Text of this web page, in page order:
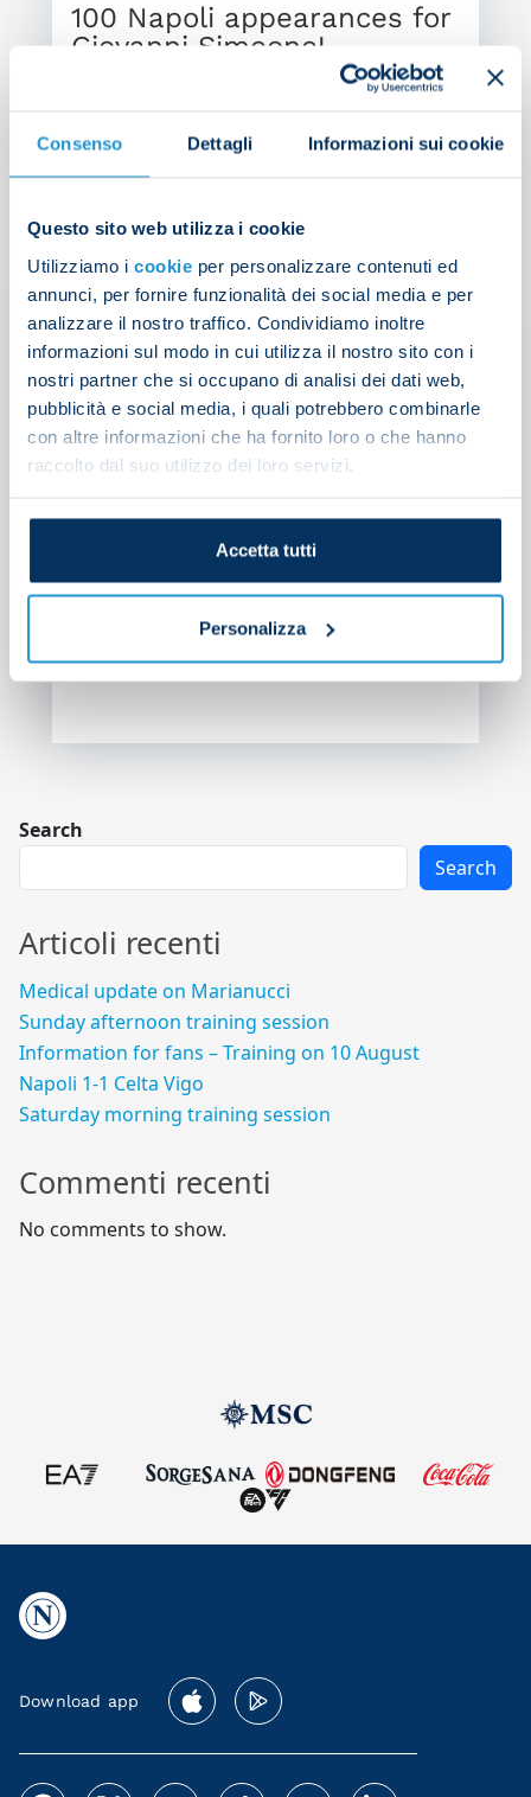
Consenso Dettagli Informazioni sui cookie
Questo sito web utilizza i cookie
Utilizziamo i cookie per personalizzare contenuti ed
annunci, per fornire funzionalità dei social media e per
analizzare il nostro traffico. Condividiamo inoltre
informazioni sul modo in cui utilizza il nostro sito con i
nostri partner che si occupano di analisi dei dati web,
pubblicità e social media, i quali potrebbero combinarle
con altre informazioni che ha fornito loro o che hanno
raccolto dal suo utilizzo dei loro servizi.
Accetta tutti
Personalizza
100 Napoli appearances for
Giovanni Simeone!
Search
Search
Articoli recenti
Medical update on Marianucci
Sunday afternoon training session
Information for fans – Training on 10 August
Napoli 1-1 Celta Vigo
Saturday morning training session
Commenti recenti
No comments to show.
Download app